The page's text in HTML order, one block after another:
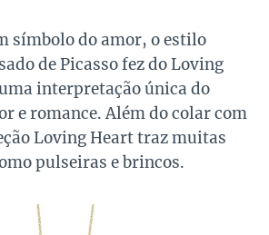
símbolo do amor, o estilo
de Picasso fez do Loving
interpretação única do
e romance. Além do colar com
Loving Heart traz muitas
pulseiras e brincos.